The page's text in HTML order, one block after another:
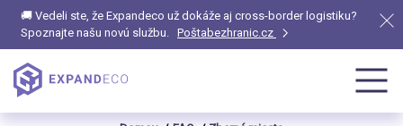
🚚 Vedeli ste, že Expandeco už dokáže aj cross-border logistiku?
Spoznajte našu novú službu. Poštabezhranic.cz